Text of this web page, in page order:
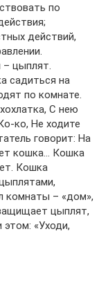
по
действий,
– цыплят.
садиться на
по комнате.
С нею
ко, Не ходите
говорит: На
кошка… Кошка
Кошка
комнаты – «дом»,
цыплят,
этом: «Уходи,